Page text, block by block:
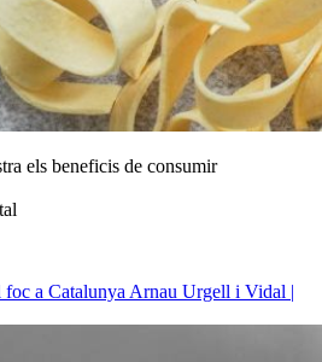
els beneficis de consumir
a Catalunya Arnau Urgell i Vidal |